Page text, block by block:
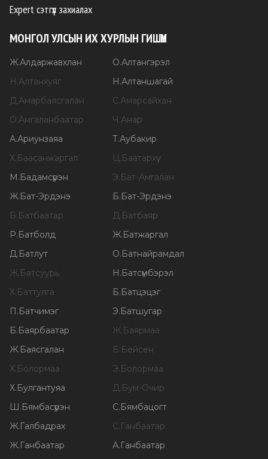
Expert сэтгүүл захиалах
МОНГОЛ УЛСЫН ИХ ХУРЛЫН ГИШҮҮН
Ж.Алдаржавхлан О.Алтангэрэл
Н.Алтанхуяг Н.Алтаншагай
Д.Амарбаясгалан С.Амарсайхан
О.Амгаланбаатар Ч.Анар
А.Ариунзаяа Т.Аубакир
Х.Баасанжаргал Ц.Баатархүү
М.Бадамсүрэн Э.Бат-Амгалан
Ж.Бат-Эрдэнэ Б.Бат-Эрдэнэ
Б.Батбаатар Д.Батбаяр
Р.Батболд Ж.Батжаргал
Д.Батлут О.Батнайрамдал
Ж.Батсуурь Н.Батсүмбэрэл
Х.Баттулга Б.Батцэцэг
П.Батчимэг Э.Батшугар
Б.Баярбаатар Ж.Баярмаа
Ж.Баясгалан Б.Бейсен
Х.Болормаа Э.Болормаа
Х.Булгантуяа Д.Бум-Очир
Ш.Бямбасүрэн С.Бямбацогт
Ж.Галбадрах С.Ганбаатар
Ж.Ганбаатар А.Ганбаатар